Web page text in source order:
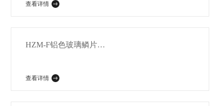
查看详情
HZM-F铝色玻璃鳞片酚醛环氧耐高温漆
查看详情